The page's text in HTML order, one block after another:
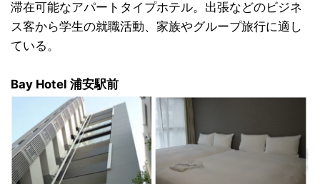
滞在可能なアパートタイプホテル。出張などのビジネ
ス客から学生の就職活動、家族やグループ旅行に適し
ている。
Bay Hotel 浦安駅前